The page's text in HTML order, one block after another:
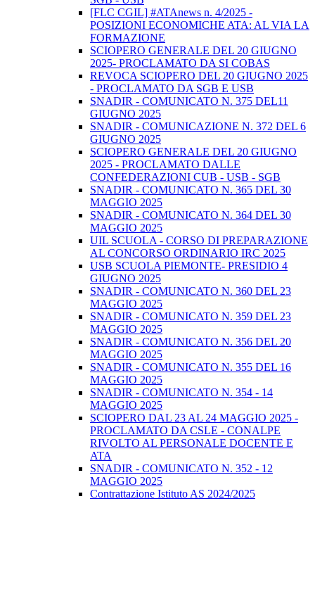
[FLC CGIL] #ATAnews n. 4/2025 -
POSIZIONI ECONOMICHE ATA: AL VIA LA
FORMAZIONE
SCIOPERO GENERALE DEL 20 GIUGNO
2025- PROCLAMATO DA SI COBAS
REVOCA SCIOPERO DEL 20 GIUGNO 2025
- PROCLAMATO DA SGB E USB
SNADIR - COMUNICATO N. 375 DEL11
GIUGNO 2025
SNADIR - COMUNICAZIONE N. 372 DEL 6
GIUGNO 2025
SCIOPERO GENERALE DEL 20 GIUGNO
2025 - PROCLAMATO DALLE
CONFEDERAZIONI CUB - USB - SGB
SNADIR - COMUNICATO N. 365 DEL 30
MAGGIO 2025
SNADIR - COMUNICATO N. 364 DEL 30
MAGGIO 2025
UIL SCUOLA - CORSO DI PREPARAZIONE
AL CONCORSO ORDINARIO IRC 2025
USB SCUOLA PIEMONTE- PRESIDIO 4
GIUGNO 2025
SNADIR - COMUNICATO N. 360 DEL 23
MAGGIO 2025
SNADIR - COMUNICATO N. 359 DEL 23
MAGGIO 2025
SNADIR - COMUNICATO N. 356 DEL 20
MAGGIO 2025
SNADIR - COMUNICATO N. 355 DEL 16
MAGGIO 2025
SNADIR - COMUNICATO N. 354 - 14
MAGGIO 2025
SCIOPERO DAL 23 AL 24 MAGGIO 2025 -
PROCLAMATO DA CSLE - CONALPE
RIVOLTO AL PERSONALE DOCENTE E
ATA
SNADIR - COMUNICATO N. 352 - 12
MAGGIO 2025
Contrattazione Istituto AS 2024/2025